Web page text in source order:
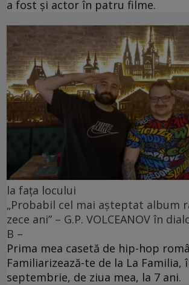
a fost și actor în patru filme.
la fața locului
„Probabil cel mai aşteptat album
zece ani” – G.P. VOLCEANOV în
B –
Prima mea casetă de hip-hop
Familiarizează-te de la La Familia,
septembrie, de ziua mea, la 7 ani.